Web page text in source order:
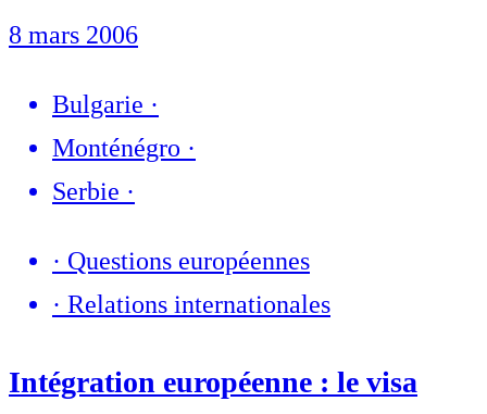
8 mars 2006
Bulgarie ·
Monténégro ·
Serbie ·
· Questions européennes
· Relations internationales
Intégration européenne : le visa